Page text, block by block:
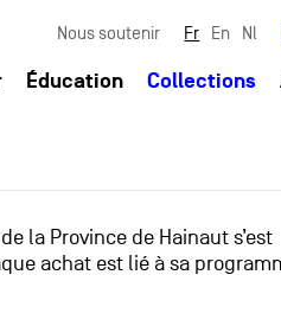
Nous soutenir Fr En Nl
Éducation Collections
la Province de Hainaut s’est
achat est lié à sa